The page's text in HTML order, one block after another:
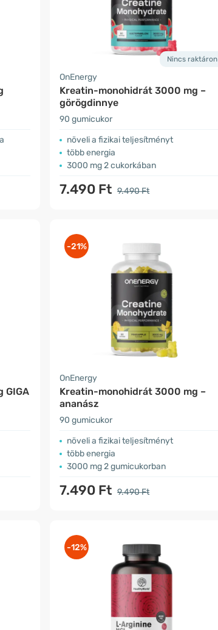
Nincs raktáron
OnEnergy
Kreatin-monohidrát 3000 mg –
görögdinnye
90 gumicukor
növeli a fizikai teljesítményt
több energia
3000 mg 2 cukorkában
7.490 Ft 9.490 Ft
GIGA
-21%
OnEnergy
Kreatin-monohidrát 3000 mg –
ananász
90 gumicukor
növeli a fizikai teljesítményt
több energia
3000 mg 2 gumicukorban
7.490 Ft 9.490 Ft
-12%